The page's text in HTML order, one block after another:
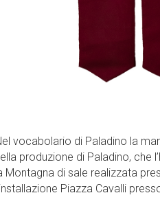
vocabolario di Paladino la
produzione di Paladino, che
Montagna di sale realizzata
Piazza Cavalli